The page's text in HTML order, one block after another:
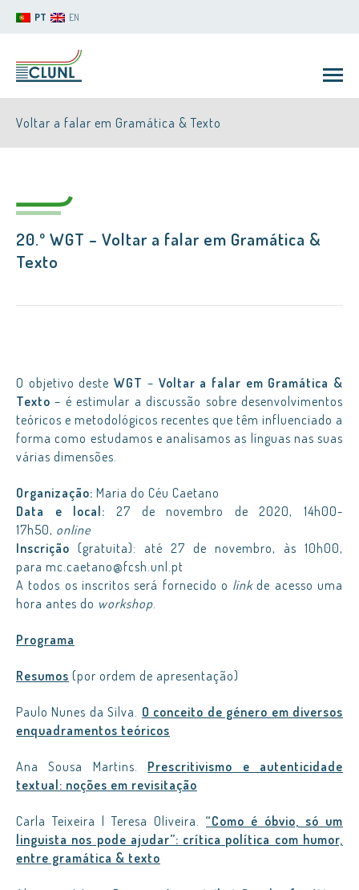
PT EN
CLUNL
Voltar a falar em Gramática & Texto
20.º WGT – Voltar a falar em Gramática &
Texto
O objetivo desteWGT – Voltar a falar em Gramática &
Texto – é estimular a discussão sobre desenvolvimentos
teóricos e metodológicos recentes que têm influenciado a
forma como estudamos e analisamos as línguas nas suas
várias dimensões.
Organização: Maria do Céu Caetano
Data e local: 27 de novembro de 2020, 14h00-
17h50, online
Inscrição (gratuita): até 27 de novembro, às 10h00,
para mc.caetano@fcsh.unl.pt
A todos os inscritos será fornecido o linkde acesso uma
hora antes do workshop.
Programa
Resumos (por ordem de apresentação)
Paulo Nunes da Silva. O conceito de género em diversos
enquadramentos teóricos
Ana Sousa Martins. Prescritivismo e autenticidade
textual: noções em revisitação
Carla Teixeira | Teresa Oliveira. “Como é óbvio, só um
linguista nos pode ajudar”: crítica política com humor,
entre gramática & texto